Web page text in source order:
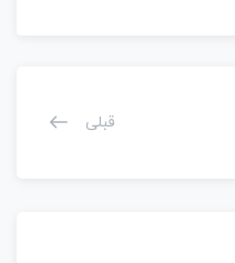
قبلی